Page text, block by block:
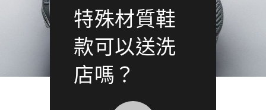
特殊材質鞋
款可以送洗
店嗎？